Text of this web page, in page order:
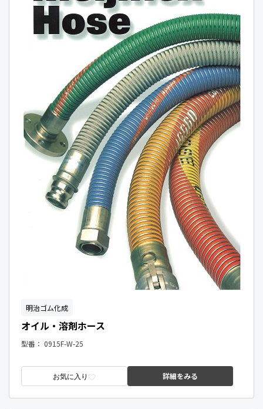
明治ゴム化成
オイル・溶剤ホース
型番： 0915F-W-25
お気に入り 詳細をみる